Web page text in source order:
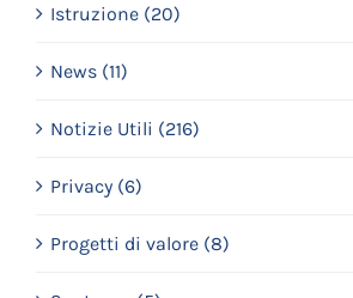
Istruzione (20)
News (11)
Notizie Utili (216)
Privacy (6)
Progetti di valore (8)